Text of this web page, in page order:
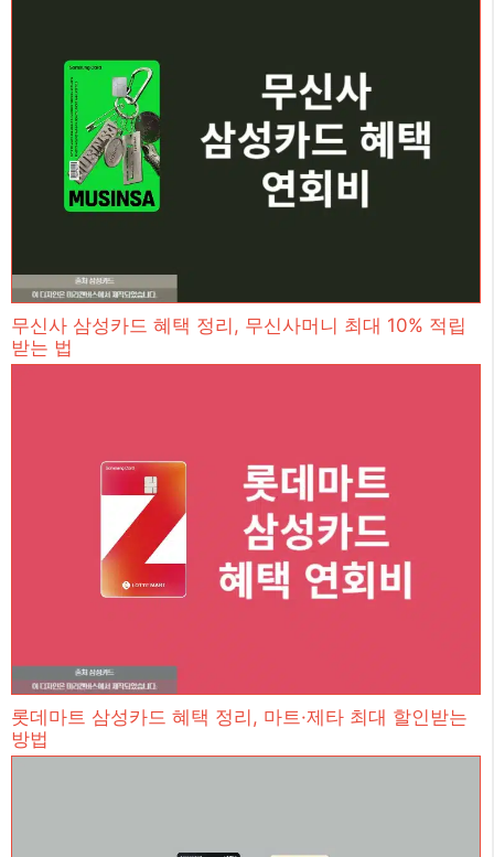
무신사 삼성카드 혜택 정리, 무신사머니 최대 10% 적립
받는 법
롯데마트 삼성카드 혜택 정리, 마트·제타 최대 할인받는
방법